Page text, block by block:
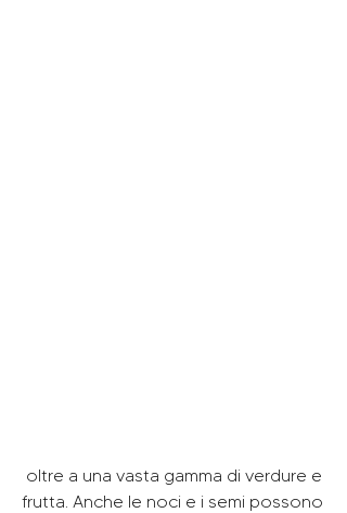
frutta. Anche le noci e i semi possono